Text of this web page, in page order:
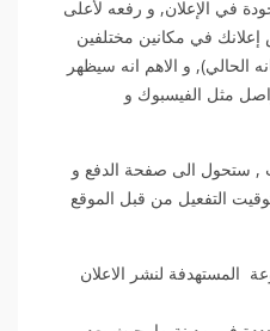
في الإعلان, و رفعه لأعلى
في مكانين مختلفين
الحالي), و الاهم انه سيظهر
مثل الفيسبوك و
, ستحول الى صفحة الدفع و
التفعيل من قبل الموقع
المستهدفة لنشر الاعلان